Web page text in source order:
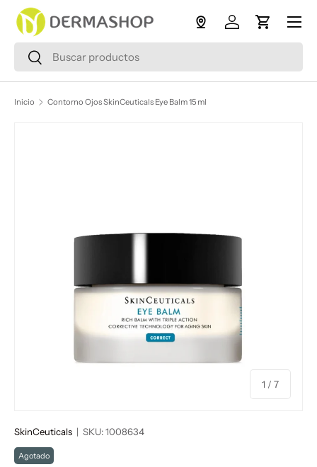
Ir al contenido
Buscar
Buscar
Iniciar sesión
Carrito
Menú
Inicio Contorno Ojos SkinCeuticals Eye Balm 15 ml
1 / de
7
SkinCeuticals | SKU:1008634
Agotado